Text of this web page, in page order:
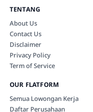
TENTANG
About Us
Contact Us
Disclaimer
Privacy Policy
Term of Service
OUR FLATFORM
Semua Lowongan Kerja
Daftar Perusahaan